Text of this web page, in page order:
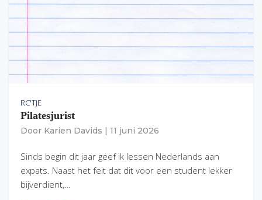
RC'TJE
Pilatesjurist
Door Karien Davids 11 juni 2026
Sinds begin dit jaar geef ik lessen Nederlands aan
expats. Naast het feit dat dit voor een student lekker
bijverdient,…